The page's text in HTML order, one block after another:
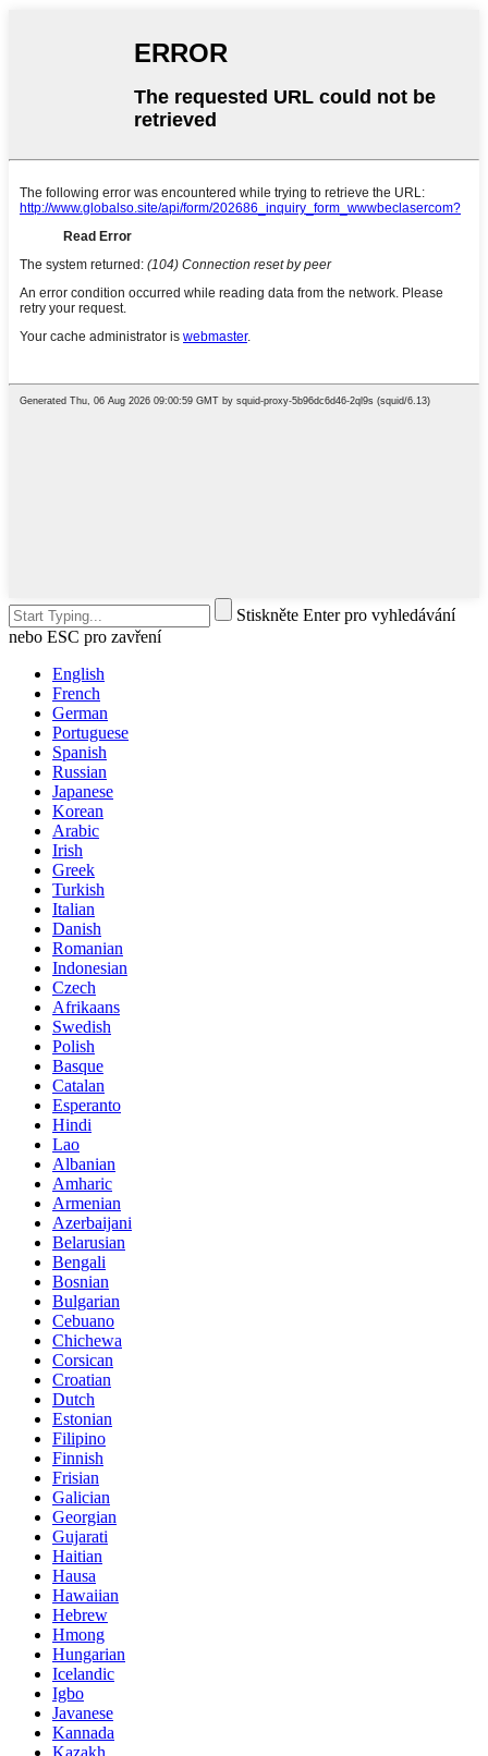
Stiskněte Enter pro vyhledávání
nebo ESC pro zavření
English
French
German
Portuguese
Spanish
Russian
Japanese
Korean
Arabic
Irish
Greek
Turkish
Italian
Danish
Romanian
Indonesian
Czech
Afrikaans
Swedish
Polish
Basque
Catalan
Esperanto
Hindi
Lao
Albanian
Amharic
Armenian
Azerbaijani
Belarusian
Bengali
Bosnian
Bulgarian
Cebuano
Chichewa
Corsican
Croatian
Dutch
Estonian
Filipino
Finnish
Frisian
Galician
Georgian
Gujarati
Haitian
Hausa
Hawaiian
Hebrew
Hmong
Hungarian
Icelandic
Igbo
Javanese
Kannada